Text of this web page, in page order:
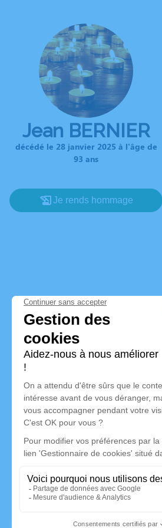
Jean BERNIER
décédé le 28 janvier 2025 à l'âge de
93 ans
Je rends hommage